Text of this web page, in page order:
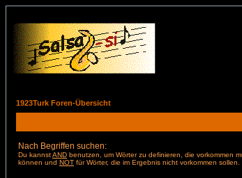
1923Turk Foren-Übersicht
Nach Begriffen suchen:
Du kannstAND benutzen, um Wörter zu definieren, die vorkommen
können und NOT für Wörter, die im Ergebnis nicht vorkommen